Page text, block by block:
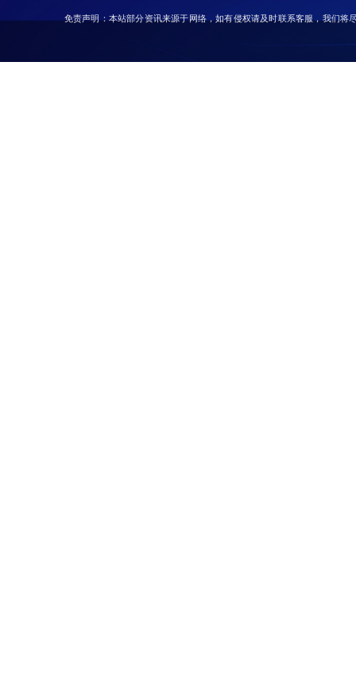
免责声明：本站部分资讯来源于网络，如有侵权请及时联系客服，我们将